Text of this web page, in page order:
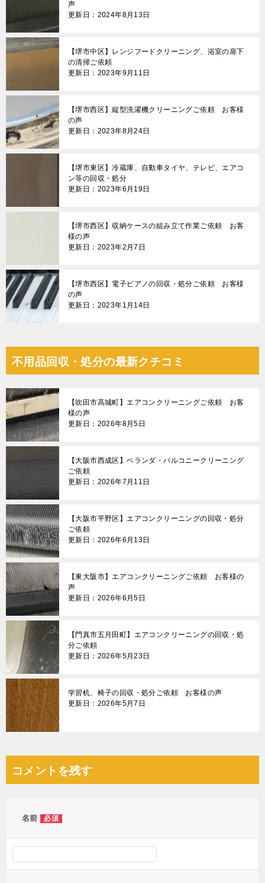
声
更新日：2024年8月13日
【堺市中区】レンジフードクリーニング、浴室の扉下
の清掃ご依頼
更新日：2023年9月11日
【堺市西区】縦型洗濯機クリーニングご依頼 お客様
の声
更新日：2023年8月24日
【堺市東区】冷蔵庫、自動車タイヤ、テレビ、エアコ
ン等の回収・処分
更新日：2023年6月19日
【堺市西区】収納ケースの組み立て作業ご依頼 お客
様の声
更新日：2023年2月7日
【堺市西区】電子ピアノの回収・処分ご依頼 お客様
の声
更新日：2023年1月14日
不用品回収・処分の最新クチコミ
【吹田市高城町】エアコンクリーニングご依頼 お客
様の声
更新日：2026年8月5日
【大阪市西成区】ベランダ・バルコニークリーニング
ご依頼
更新日：2026年7月11日
【大阪市平野区】エアコンクリーニングの回収・処分
ご依頼
更新日：2026年6月13日
【東大阪市】エアコンクリーニングご依頼 お客様の
声
更新日：2026年6月5日
【門真市五月田町】エアコンクリーニングの回収・処
分ご依頼
更新日：2026年5月23日
学習机、椅子の回収・処分ご依頼 お客様の声
更新日：2026年5月7日
コメントを残す
名前 必須